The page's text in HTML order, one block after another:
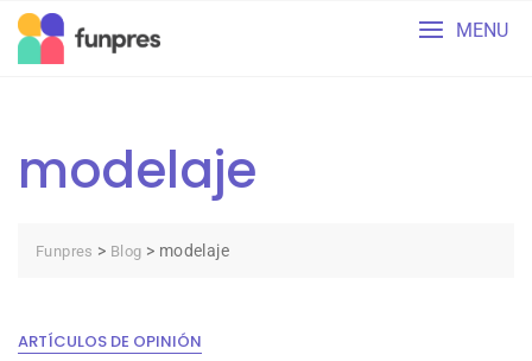
Skip
content
MENU
modelaje
Funpres > Blog > modelaje
ARTÍCULOS DE OPINIÓN